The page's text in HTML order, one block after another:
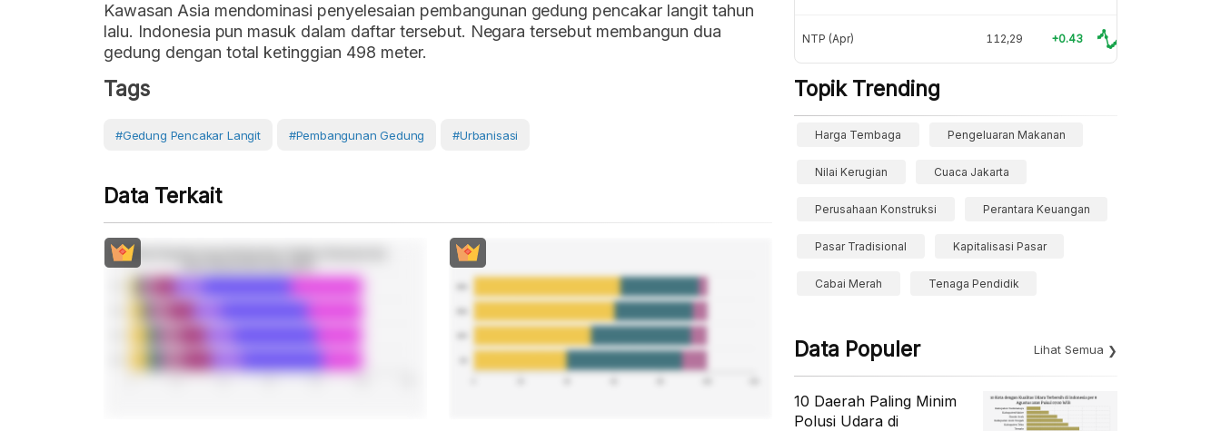
Kawasan Asia mendominasi penyelesaian pembangunan gedung pencakar langit tahun
lalu. Indonesia pun masuk dalam daftar tersebut. Negara tersebut membangun dua
gedung dengan total ketinggian 498 meter.
Tags
#Gedung Pencakar Langit #Pembangunan Gedung #Urbanisasi
Data Terkait
NTP (Apr) 112,29 +0.43
Topik Trending
Harga Tembaga Pengeluaran Makanan
Nilai Kerugian Cuaca Jakarta
Perusahaan Konstruksi Perantara Keuangan
Pasar Tradisional Kapitalisasi Pasar
Cabai Merah Tenaga Pendidik
Data Populer Lihat Semua
10 Daerah Paling Minim
Polusi Udara di